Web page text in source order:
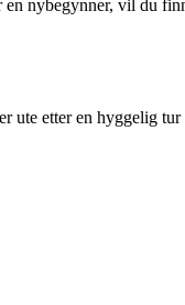
nybegynner, vil du
ute etter en hyggelig